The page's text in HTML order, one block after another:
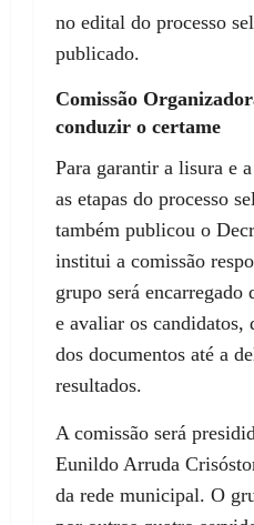
no edital do processo
publicado.
Comissão
conduzir o certame
Para garantir a lisura e
as etapas do processo
também publicou o
institui a comissão
grupo será
e avaliar os candidatos,
dos documentos até a
resultados.
A comissão será
Eunildo Arruda
da rede municipal. O